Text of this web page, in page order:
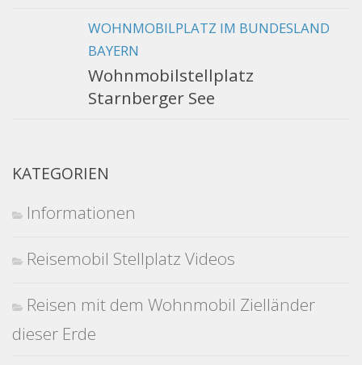
WOHNMOBILPLATZ IM BUNDESLAND
BAYERN
Wohnmobilstellplatz
Starnberger See
KATEGORIEN
Informationen
Reisemobil Stellplatz Videos
Reisen mit dem Wohnmobil Zielländer
dieser Erde